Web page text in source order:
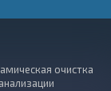
очистка